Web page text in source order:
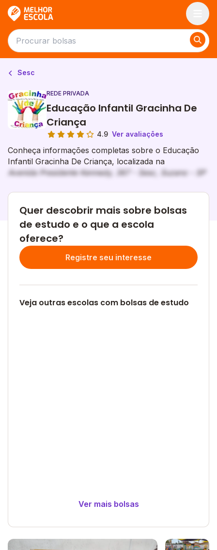
Sesc
REDE PRIVADA
Educação Infantil Gracinha De
Criança
4.9 Ver avaliações
Conheça informações completas sobre o Educação
Infantil Gracinha De Criança, localizada na
Avenida Presidente Kennedy, 367 - Sesc, Suzano - SP
Quer descobrir mais sobre bolsas
de estudo e o que a escola
oferece?
Registre seu interesse
Veja outras escolas com bolsas de estudo
Ver mais bolsas
Galeria de imagem